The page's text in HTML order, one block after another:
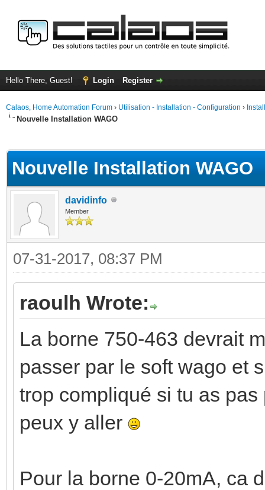
Hello There, Guest! Login Register
Calaos, Home Automation Forum › Utilisation - Installation - Configuration ›
Nouvelle Installation WAGO
Nouvelle Installation WAGO
davidinfo
Member
07-31-2017, 08:37 PM
raoulh Wrote:
La borne 750-463 devrait
passer par le soft wago et
trop compliqué si tu as
peux y aller
Pour la borne 0-20mA, ca